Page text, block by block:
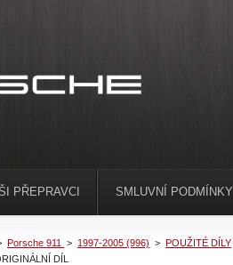
Porsche 911 > 1997-2005 (996) > POUŽITÉ DÍLY
DÍL
PŘEPRAVCI SMLUVNÍ PODMÍNKY